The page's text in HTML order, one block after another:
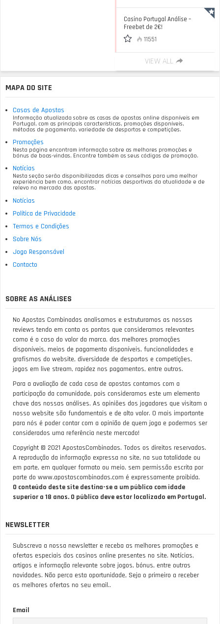
Casino Portugal Análise –
Freebet de 2€!
11551
VIEW ALL
MAPA DO SITE
Casas de Apostas
Informação atualizada sobre as casas de apostas online disponíveis em
Portugal, com as principais características, promoções disponíveis,
métodos de pagamento, variedade de desportos e competições.
Promoções
Nesta página encontram informação sobre as melhores promoções e
bónus de boas-vindas. Encontre também os seus códigos de promoção.
Notícias
Nesta seção serão disponibilizadas dicas e conselhos para uma melhor
experiência bem como, encontrar notícias desportivas da atualidade e de
relevo no mercado das apostas.
Notícias
Política de Privacidade
Termos e Condições
Sobre Nós
Jogo Responsável
Contacto
SOBRE AS ANÁLISES
No Apostas Combinadas analisamos e estruturamos as nossas
reviews tendo em conta os pontos que consideramos relevantes
como é o caso do valor da marca, das melhores promoções
disponíveis, meios de pagamento disponíveis, funcionalidades e
grafismos do website, diversidade de desportos e competições,
jogos em live stream, rapidez nos pagamentos, entre outros.
Para a avaliação de cada casa de apostas contamos com a
participação da comunidade, pois consideramos este um elemento
chave das nossas análises. As opiniões dos jogadores que visitam o
nosso website são fundamentais e de alto valor. O mais importante
para nós é poder contar com a opinião de quem joga e podermos ser
considerados uma referência neste mercado!
Copyright © 2021 ApostasCombinadas. Todos os direitos reservados.
A reprodução da informação expressa no site, na sua totalidade ou
em parte, em qualquer formato ou meio, sem permissão escrita por
parte do www.apostascombinadas.com é expressamente proibida.
O conteúdo deste site destina-se a um público com idade
superior a 18 anos. O público deve estar localizado em Portugal.
NEWSLETTER
Subscreva a nossa newsletter e receba as melhores promoções e
ofertas especiais dos casinos online presentes no site. Notícias,
artigos e informação relevante sobre jogos, bónus, entre outras
novidades. Não perca esta oportunidade, Seja o primeiro a receber
as melhores ofertas no seu email..
Email